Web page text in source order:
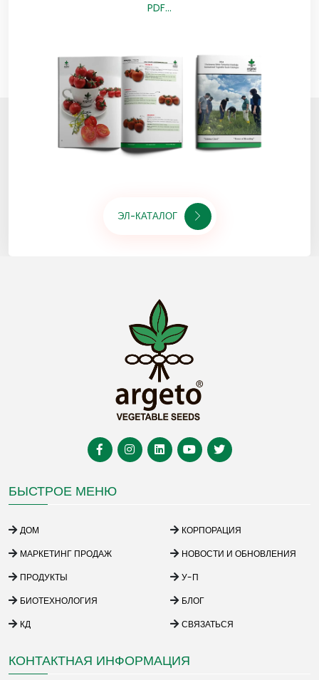
PDF...
ЭЛ-КАТАЛОГ
БЫСТРОЕ МЕНЮ
ДОМ
КОРПОРАЦИЯ
МАРКЕТИНГ ПРОДАЖ
НОВОСТИ И ОБНОВЛЕНИЯ
ПРОДУКТЫ
У-П
БИОТЕХНОЛОГИЯ
БЛОГ
КД
СВЯЗАТЬСЯ
КОНТАКТНАЯ ИНФОРМАЦИЯ